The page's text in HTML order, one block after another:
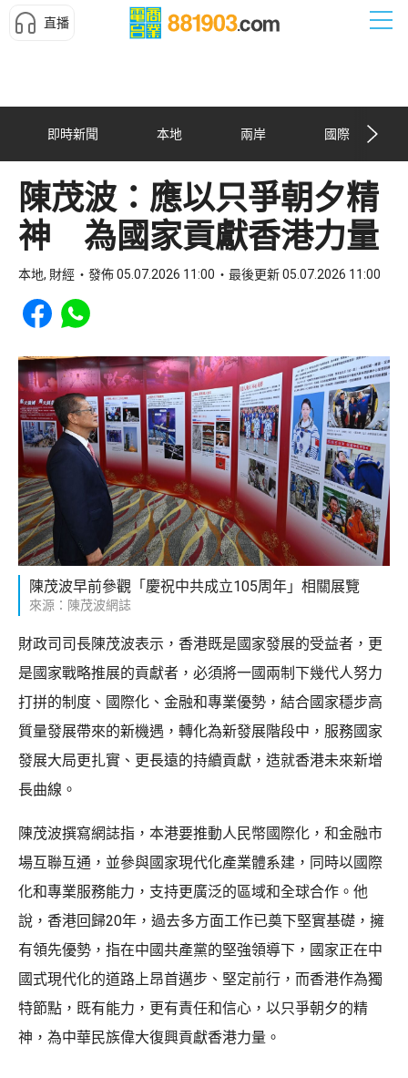
直播
即時新聞 本地 兩岸 國際
陳茂波：應以只爭朝夕精
神 為國家貢獻香港力量
本地, 財經 發佈 05.07.2026 11:00 最後更新 05.07.2026 11:00
Share to Facebook
Share to WhatsApp
陳茂波早前參觀「慶祝中共成立105周年」相關展覽
來源：陳茂波網誌
財政司司長陳茂波表示，香港既是國家發展的受益者，更
是國家戰略推展的貢獻者，必須將一國兩制下幾代人努力
打拼的制度、國際化、金融和專業優勢，結合國家穩步高
質量發展帶來的新機遇，轉化為新發展階段中，服務國家
發展大局更扎實、更長遠的持續貢獻，造就香港未來新增
長曲線。
陳茂波撰寫網誌指，本港要推動人民幣國際化，和金融市
場互聯互通，並參與國家現代化產業體系建，同時以國際
化和專業服務能力，支持更廣泛的區域和全球合作。他
說，香港回歸20年，過去多方面工作已奠下堅實基礎，擁
有領先優勢，指在中國共產黨的堅強領導下，國家正在中
國式現代化的道路上昂首邁步、堅定前行，而香港作為獨
特節點，既有能力，更有責任和信心，以只爭朝夕的精
神，為中華民族偉大復興貢獻香港力量。